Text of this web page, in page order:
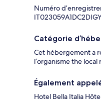
Numéro
Catégorie
Cet hébergement a
l’organisme the
Également
Hotel Bella Italia